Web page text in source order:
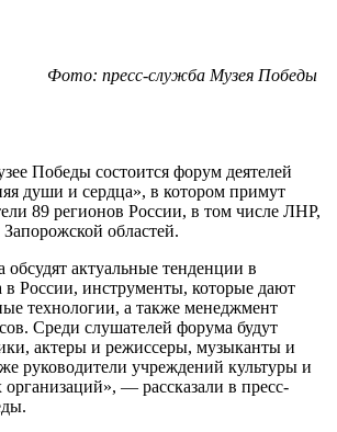
Фото: пресс-служба Музея Победы
Победы состоится форум деятелей
души и сердца», в котором примут
89 регионов России, в том числе ЛНР,
областей.
актуальные тенденции в
в России, инструменты, которые дают
технологии, а также менеджмент
Среди слушателей форума будут
актеры и режиссеры, музыканты и
руководители учреждений культуры и
— рассказали в пресс-